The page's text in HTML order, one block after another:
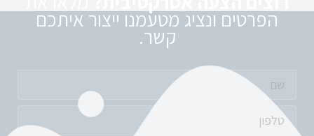
הפרטים ונציג מטעמנו ייצור איתכם
קשר.